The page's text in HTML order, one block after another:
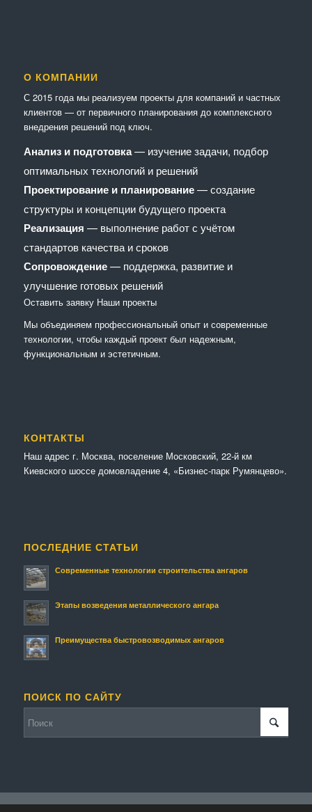
О КОМПАНИИ
С 2015 года мы реализуем проекты для компаний и частных
клиентов — от первичного планирования до комплексного
внедрения решений под ключ.
Анализ и подготовка— изучение задачи, подбор
оптимальных технологий и решений
Проектирование и планирование— создание
структуры и концепции будущего проекта
Реализация — выполнение работ с учётом
стандартов качества и сроков
Сопровождение— поддержка, развитие и
улучшение готовых решений
Оставить заявку Наши проекты
Мы объединяем профессиональный опыт и современные
технологии, чтобы каждый проект был надежным,
функциональным и эстетичным.
КОНТАКТЫ
Наш адрес г. Москва, поселение Московский, 22-й км
Киевского шоссе домовладение 4, «Бизнес-парк Румянцево».
ПОСЛЕДНИЕ СТАТЬИ
Современные технологии строительства ангаров
Этапы возведения металлического ангара
Преимущества быстровозводимых ангаров
ПОИСК ПО САЙТУ